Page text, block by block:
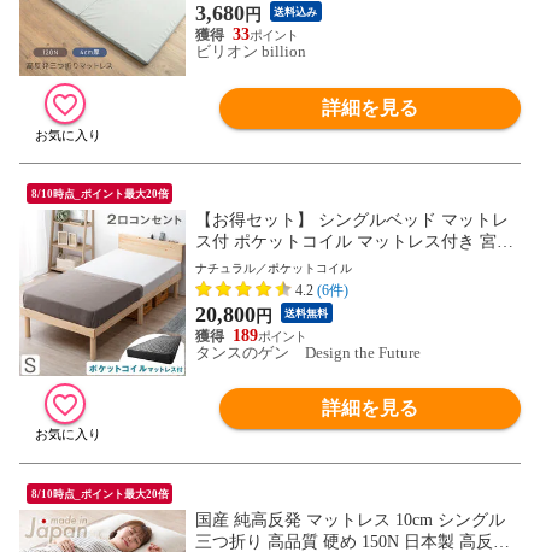
3,680円 送料込み
33
ビリオン billion
詳細を見る
8/10時点_ポイント最大20倍
【お得セット】 シングルベッド マットレ
ス付 ポケットコイル マットレス付き 宮付
き 北欧パイン ベッド 高さ調節 2段階 シン
グル 49600793〔ナチュラル【マット】ブラ
ック〕【予約】8月下旬※8/31までに出荷予
定
ナチュラル／ポケットコイル
4.2 (6件)
20,800円 送料無料
189
タンスのゲン Design the Future
詳細を見る
8/10時点_ポイント最大20倍
国産 純高反発 マットレス 10cm シングル
三つ折り 高品質 硬め 150N 日本製 高反発